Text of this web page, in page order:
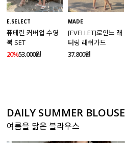
E.SELECT
퓨테린 커버업 수영
복 SET
20%53,000원
MADE
[EVELLET]로인느 래
터링 래쉬가드
37,800원
DAILY SUMMER BLOUSE
여름을 닮은 블라우스